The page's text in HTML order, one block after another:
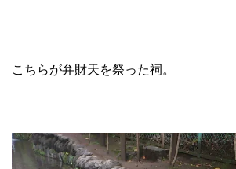
こちらが弁財天を祭った祠。